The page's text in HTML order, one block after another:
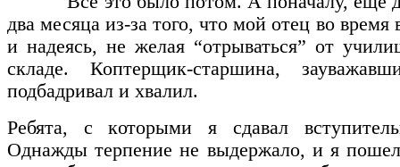
два месяца из-за того, что мой отец во
и надеясь, не желая “отрываться” от
складе. Коптерщик-старшина,
подбадривал и хвалил.
Ребята, с которыми я сдавал
Однажды терпение не выдержало, и я